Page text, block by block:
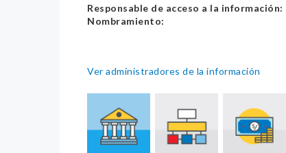
Responsable de acceso a la información:
Nombramiento:
Ver administradores de la información